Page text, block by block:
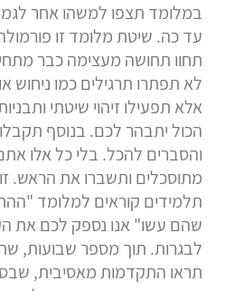
במלומד תצפו למשהו אחר
עד כה. שיטת מלומד זו
תחוו תחושה מעצימה כבר
לא תפתרו תרגילים כמו ניחוש
אלא תפעילו זיהוי שיטתי
הכול יתבהר לכם. בנוסף
והסברים להכל. בלי כל אלו
מתוסכלים ותשברו את הראש.
תלמידים קוראים למלומד
שהם עשו" אנו נספק לכם את
לבגרות. תוך מספר שבועות,
תראו התקדמות מאסיבית,